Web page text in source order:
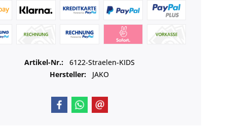
Artikel-Nr.:
6122-Straelen-KIDS
Hersteller:
JAKO